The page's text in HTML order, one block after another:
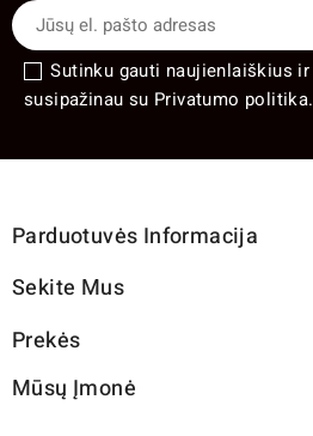
Sutinku gauti naujienlaiškius
susipažinau su Privatumo politika.
Parduotuvės Informacija
Sekite Mus
Prekės
Mūsų Įmonė